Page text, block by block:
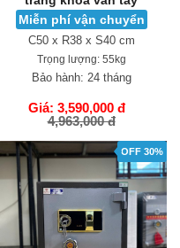
Miễn phí vận chuyển
C50 x R38 x S40 cm
Trọng lượng:55kg
Bảo hành: 24 tháng
Giá: 3,590,000 đ
4,963,000 đ
GIỎ HÀNG
OFF 30%